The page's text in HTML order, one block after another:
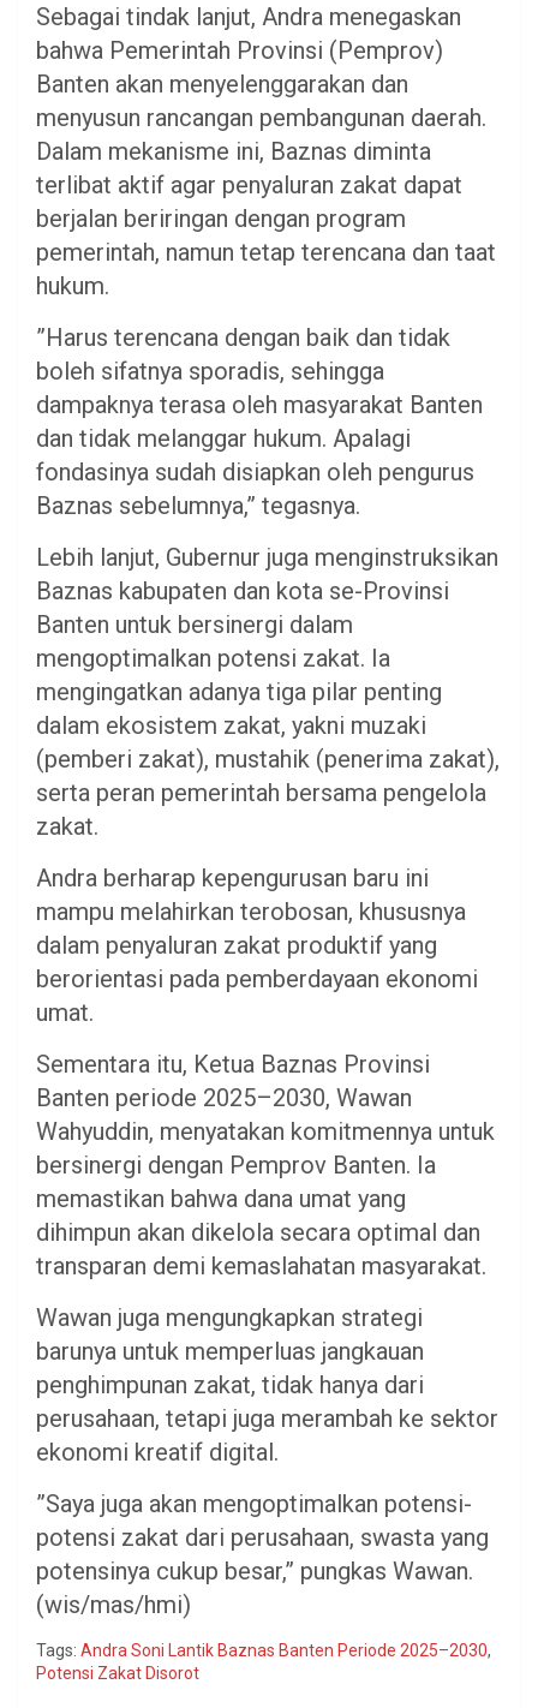
​Sebagai tindak lanjut, Andra menegaskan
bahwa Pemerintah Provinsi (Pemprov)
Banten akan menyelenggarakan dan
menyusun rancangan pembangunan daerah.
Dalam mekanisme ini, Baznas diminta
terlibat aktif agar penyaluran zakat dapat
berjalan beriringan dengan program
pemerintah, namun tetap terencana dan taat
hukum.
​”Harus terencana dengan baik dan tidak
boleh sifatnya sporadis, sehingga
dampaknya terasa oleh masyarakat Banten
dan tidak melanggar hukum. Apalagi
fondasinya sudah disiapkan oleh pengurus
Baznas sebelumnya,” tegasnya.
​Lebih lanjut, Gubernur juga menginstruksikan
Baznas kabupaten dan kota se-Provinsi
Banten untuk bersinergi dalam
mengoptimalkan potensi zakat. Ia
mengingatkan adanya tiga pilar penting
dalam ekosistem zakat, yakni muzaki
(pemberi zakat), mustahik (penerima zakat),
serta peran pemerintah bersama pengelola
zakat.
​Andra berharap kepengurusan baru ini
mampu melahirkan terobosan, khususnya
dalam penyaluran zakat produktif yang
berorientasi pada pemberdayaan ekonomi
umat.
​Sementara itu, Ketua Baznas Provinsi
Banten periode 2025–2030, Wawan
Wahyuddin, menyatakan komitmennya untuk
bersinergi dengan Pemprov Banten. Ia
memastikan bahwa dana umat yang
dihimpun akan dikelola secara optimal dan
transparan demi kemaslahatan masyarakat.
​Wawan juga mengungkapkan strategi
barunya untuk memperluas jangkauan
penghimpunan zakat, tidak hanya dari
perusahaan, tetapi juga merambah ke sektor
ekonomi kreatif digital.
​”Saya juga akan mengoptimalkan potensi-
potensi zakat dari perusahaan, swasta yang
potensinya cukup besar,” pungkas Wawan.
(wis/mas/hmi)
Tags: Andra Soni Lantik Baznas Banten Periode 2025–2030,
Potensi Zakat Disorot